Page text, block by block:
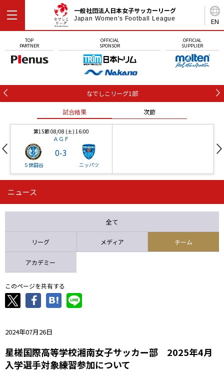
EN
一般社団法人日本女子サッカーリーグ
Japan Women's Football League
TOP
PARTNER
OFFICIAL
SPONSOR
OFFICIAL
SUPPLIER
なでしこリーグ1部
試合結果 次節
第15節 08/08 (土) 16:00
ＡＧＦ
Ｓ世田谷
0-3
ニッパツ
第16節 09/05 (土) 15:00
ニッパツ 石人の星
ニュース
全て
リーグ メディア チーム
アカデミー
このページを共有する
2024年07月26日
星槎国際高等学校湘南女子サッカー部 2025年4月
入学選手対象練習参加について